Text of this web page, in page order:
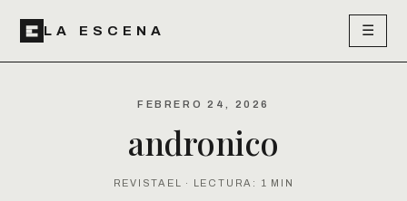
LA ESCENA ☰
FEBRERO 24, 2026
andronico
REVISTAEL · LECTURA: 1 MIN